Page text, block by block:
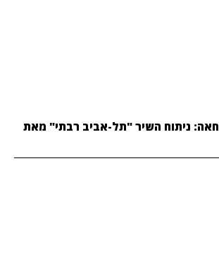
ניתוח השיר "תל-אביב רבתי" מאת